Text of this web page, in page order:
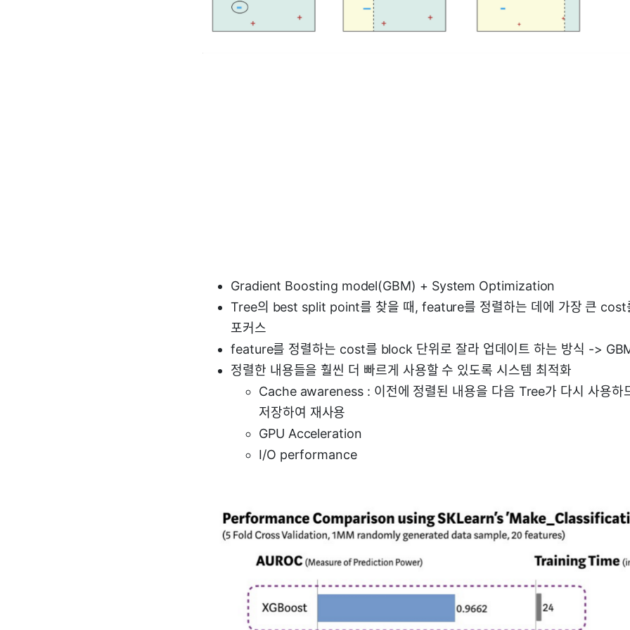
Gradient Boosting model(GBM) + System Optimization
Tree의 best split point를 찾을 때, feature를 정렬하는 데에 가장 큰 cost
포커스
feature를 정렬하는 cost를 block 단위로 잘라 업데이트 하는 방식 ->
정렬한 내용들을 훨씬 더 빠르게 사용할 수 있도록 시스템 최적화
Cache awareness : 이전에 정렬된 내용을 다음 Tree가 다시 사용하
저장하여 재사용
GPU Acceleration
I/O performance